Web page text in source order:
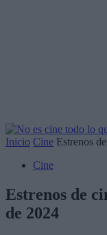
Inicio Cine Estrenos
Cine
Estrenos de
de 2024